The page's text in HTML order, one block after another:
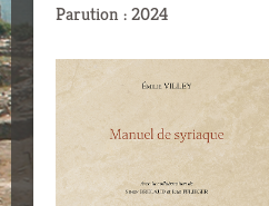
Parution : 2024